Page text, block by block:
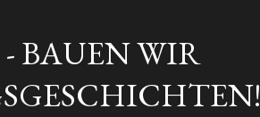
BAUEN WIR